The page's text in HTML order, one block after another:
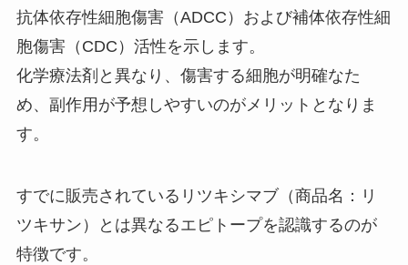
抗体依存性細胞傷害（ADCC）および補体依存性細
胞傷害（CDC）活性を示します。
化学療法剤と異なり、傷害する細胞が明確なた
め、副作用が予想しやすいのがメリットとなりま
す。
すでに販売されているリツキシマブ（商品名：リ
ツキサン）とは異なるエピトープを認識するのが
特徴です。